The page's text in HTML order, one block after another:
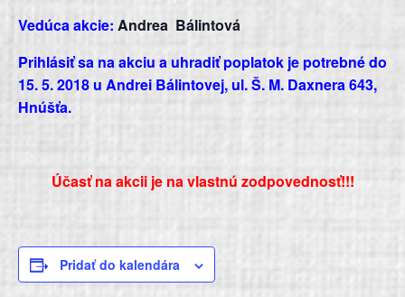
Vedúca akcie: Andrea Bálintová
Prihlásiť sa na akciu a uhradiť poplatok je potrebné do
15. 5. 2018 u Andrei Bálintovej, ul. Š. M. Daxnera 643,
Hnúšťa.
Účasť na akcii je na vlastnú zodpovednosť!!!
Pridať do kalendára